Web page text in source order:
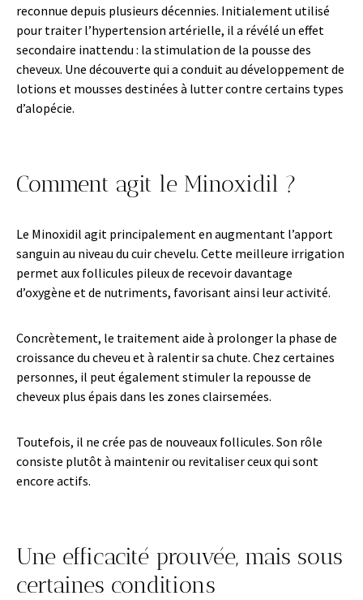
reconnue depuis plusieurs décennies. Initialement utilisé
pour traiter l’hypertension artérielle, il a révélé un effet
secondaire inattendu : la stimulation de la pousse des
cheveux. Une découverte qui a conduit au développement de
lotions et mousses destinées à lutter contre certains types
d’alopécie.
Comment agit le Minoxidil ?
Le Minoxidil agit principalement en augmentant l’apport
sanguin au niveau du cuir chevelu. Cette meilleure irrigation
permet aux follicules pileux de recevoir davantage
d’oxygène et de nutriments, favorisant ainsi leur activité.
Concrètement, le traitement aide à prolonger la phase de
croissance du cheveu et à ralentir sa chute. Chez certaines
personnes, il peut également stimuler la repousse de
cheveux plus épais dans les zones clairsemées.
Toutefois, il ne crée pas de nouveaux follicules. Son rôle
consiste plutôt à maintenir ou revitaliser ceux qui sont
encore actifs.
Une efficacité prouvée, mais sous
certaines conditions